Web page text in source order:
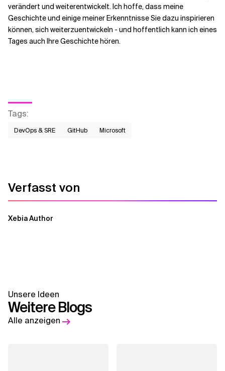
verändert und weiterentwickelt. Ich hoffe, dass meine
Geschichte und einige meiner Erkenntnisse Sie dazu inspirieren
können, sich weiterzuentwickeln - und hoffentlich kann ich eines
Tages auch Ihre Geschichte hören.
Tags:
DevOps & SRE GitHub Microsoft
Verfasst von
Xebia Author
Unsere Ideen
Weitere Blogs
Alle anzeigen